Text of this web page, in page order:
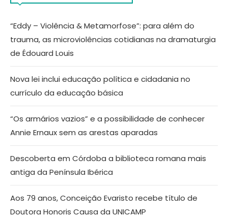
“Eddy – Violência & Metamorfose”: para além do
trauma, as microviolências cotidianas na dramaturgia
de Édouard Louis
Nova lei inclui educação política e cidadania no
currículo da educação básica
“Os armários vazios” e a possibilidade de conhecer
Annie Ernaux sem as arestas aparadas
Descoberta em Córdoba a biblioteca romana mais
antiga da Península Ibérica
Aos 79 anos, Conceição Evaristo recebe título de
Doutora Honoris Causa da UNICAMP